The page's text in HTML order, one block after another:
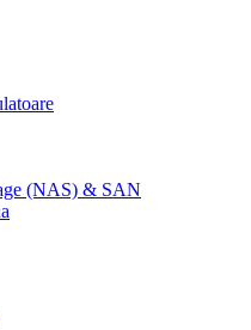
(NAS) & SAN